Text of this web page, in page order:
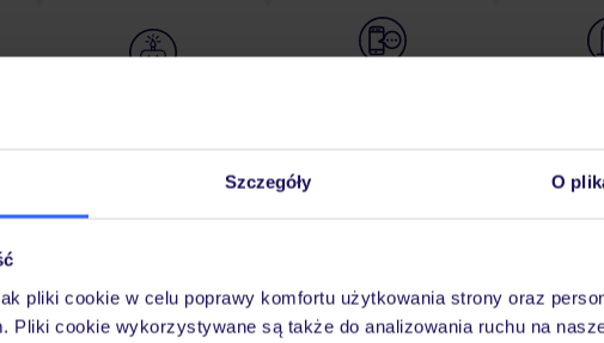
Szczegóły O
pliki cookie w celu poprawy komfortu użytkowania strony oraz
Pliki cookie wykorzystywane są także do analizowania ruchu na
Wyżywienie Atrakcje Ważne informacje